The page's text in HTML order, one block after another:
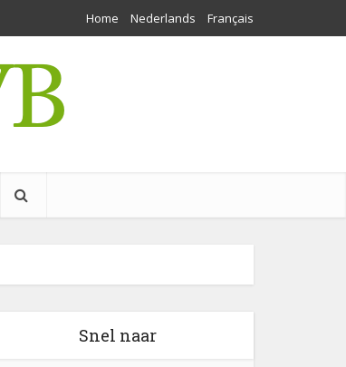
Home Nederlands Français
Snel naar